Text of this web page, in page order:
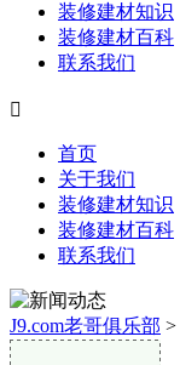
装修建材知识
装修建材百科
联系我们

首页
关于我们
装修建材知识
装修建材百科
联系我们
J9.com老哥俱乐部 >